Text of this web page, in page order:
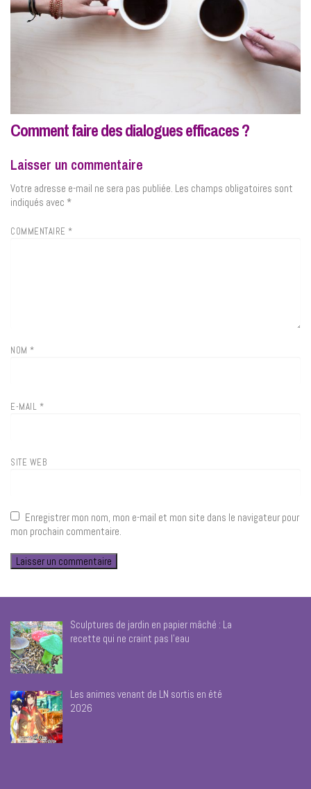
Comment faire des dialogues efficaces ?
Laisser un commentaire
Votre adresse e-mail ne sera pas publiée. Les champs obligatoires sont
indiqués avec *
COMMENTAIRE *
NOM *
E-MAIL *
SITE WEB
Enregistrer mon nom, mon e-mail et mon site dans le navigateur pour
mon prochain commentaire.
Sculptures de jardin en papier mâché : La
recette qui ne craint pas l’eau
Les animes venant de LN sortis en été
2026